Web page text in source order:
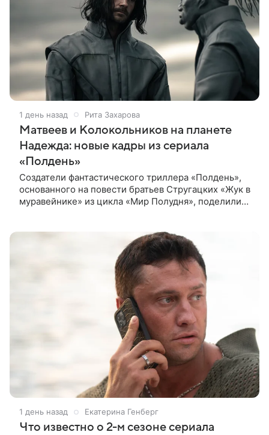
1 день назад Рита Захарова
Матвеев и Колокольников на планете
Надежда: новые кадры из сериала
«Полдень»
Создатели фантастического триллера «Полдень»,
основанного на повести братьев Стругацких «Жук в
муравейнике» из цикла «Мир Полудня», поделились
1 день назад Екатерина Генберг
Что известно о 2-м сезоне сериала